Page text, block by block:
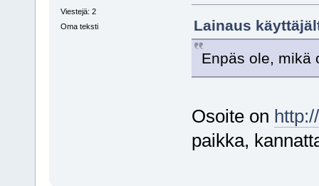
Viestejä: 2
Oma teksti
Lainaus
Enpäs ole, mikä
Osoite on
paikka,